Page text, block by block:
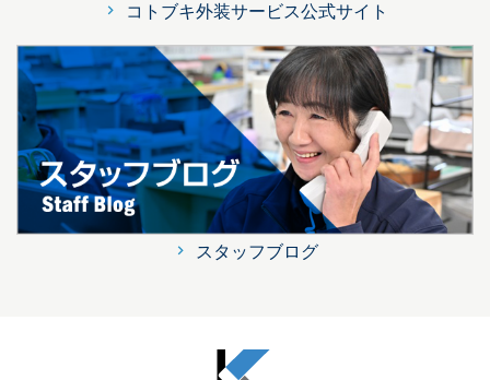
コトブキ外装サービス公式サイト
スタッフブログ